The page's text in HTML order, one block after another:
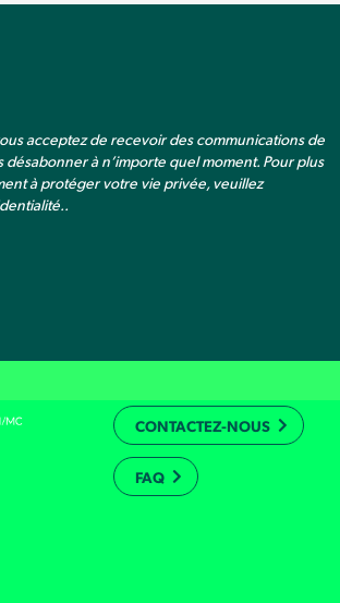
acceptez de recevoir des communications de
désabonner à n’importe quel moment. Pour plus
à protéger votre vie privée, veuillez
.
CONTACTEZ-NOUS
FAQ